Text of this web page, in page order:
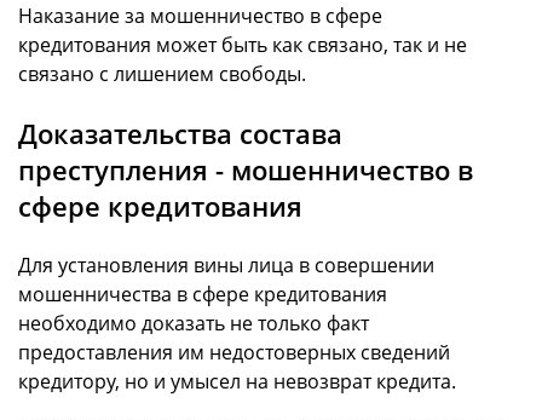
Наказание за мошенничество в сфере
кредитования может быть как связано, так и не
связано с лишением свободы.
Доказательства состава
преступления - мошенничество в
сфере кредитования
Для установления вины лица в совершении
мошенничества в сфере кредитования
необходимо доказать не только факт
предоставления им недостоверных сведений
кредитору, но и умысел на невозврат кредита.